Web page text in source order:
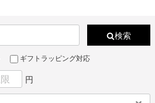
検索
ギフトラッピング対応
円